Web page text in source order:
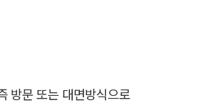
방문 또는 대면방식으로